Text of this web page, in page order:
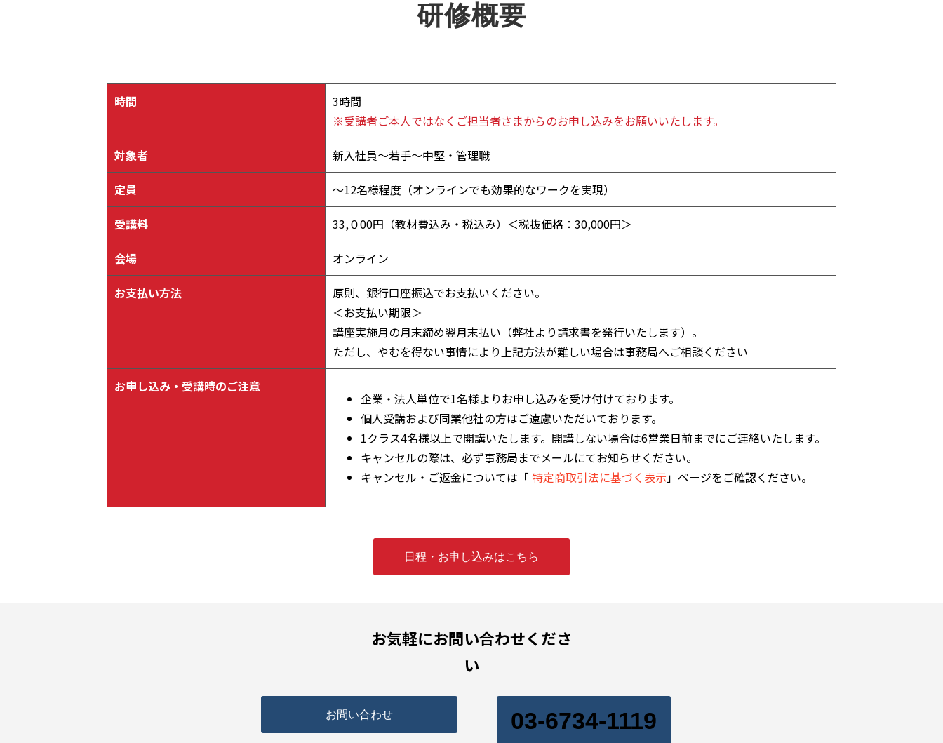
研修概要
時間
3時間
※受講者ご本人ではなくご担当者さまからのお申し込みをお願いいたします。
対象者 新入社員～若手～中堅・管理職
定員 ～12名様程度（オンラインでも効果的なワークを実現）
受講料 33,０00円（教材費込み・税込み）＜税抜価格：30,000円＞
会場 オンライン
お支払い方法
原則、銀行口座振込でお支払いください。
＜お支払い期限＞
講座実施月の月末締め翌月末払い（弊社より請求書を発行いたします）。
ただし、やむを得ない事情により上記方法が難しい場合は事務局へご相談ください
お申し込み・受講時のご注意
企業・法人単位で1名様よりお申し込みを受け付けております。
個人受講および同業他社の方はご遠慮いただいております。
1クラス4名様以上で開講いたします。開講しない場合は6営業日前までにご連絡いたします。
キャンセルの際は、必ず事務局までメールにてお知らせください。
キャンセル・ご返金については「 特定商取引法に基づく表示」ページをご確認ください。
日程・お申し込みはこちら
お気軽にお問い合わせくださ
い
お問い合わせ 03-6734-1119